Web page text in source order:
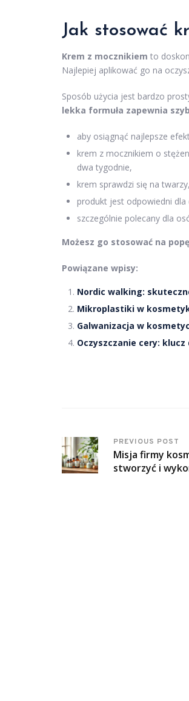
Jak stosować
Krem z mocznikiem to
Najlepiej aplikować go na
Sposób użycia jest bardzo
lekka formuła zapewnia
aby osiągnąć najlepsze
krem z mocznikiem o
dwa tygodnie,
krem sprawdzi się na
produkt jest odpowiedni dla
szczególnie polecany dla
Możesz go stosować na
Powiązane wpisy:
Nordic walking:
Mikroplastiki w
Galwanizacja w
Oczyszczanie cery:
PREVIOUS POST
Misja firmy
stworzyć i